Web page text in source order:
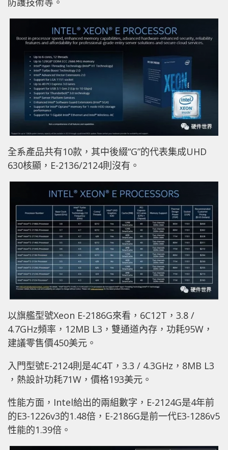
全系產品共有10款，其中後綴“G”的代表集成UHD
630核顯，E-2136/2124則沒有。
以旗艦型號Xeon E-2186G來看，6C12T，3.8 /
4.7GHz頻率，12MB L3，雙通道內存，功耗95W，
建議零售價450美元。
入門型號E-2124則是4C4T，3.3 / 4.3GHz，8MB L3
，熱設計功耗71W，價格193美元。
性能方面，Intel給出的兩組數字，E-2124G是4年前
的E3-1226v3的1.48倍，E-2186G是前一代E3-1286v5
性能的1.39倍。